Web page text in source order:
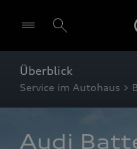
Überblick
Service im Autohaus >
Audi